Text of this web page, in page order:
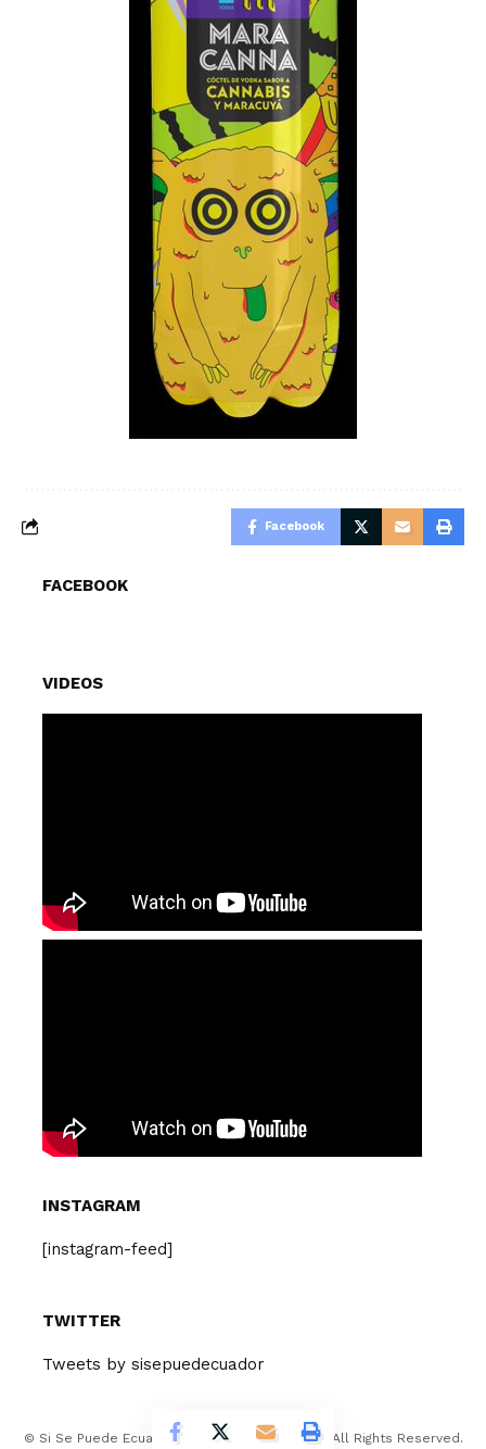
Facebook
FACEBOOK
VIDEOS
INSTAGRAM
[instagram-feed]
TWITTER
Tweets by sisepuedecuador
© Si Se Puede Ecuador Design Company 2026. All Rights Reserved.